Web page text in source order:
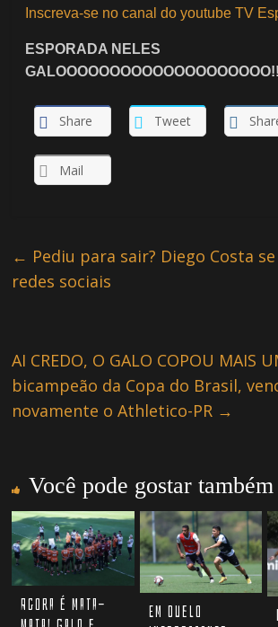
Inscreva-se no canal do youtube TV
ESPORADA NELES
Share Tweet
Mail
← Pediu para sair? Diego Costa
redes sociais
AI CREDO, O GALO COPOU MAIS
bicampeão da Copa do Brasil,
novamente o Athletico-PR →
Você pode gostar também
Agora é mata-
Em duelo